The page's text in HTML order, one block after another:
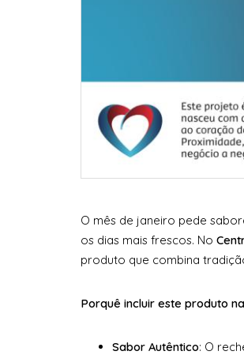
O mês de janeiro pede
os dias mais frescos. No
produto que combina
Porquê incluir este produto
Sabor Autêntico: O